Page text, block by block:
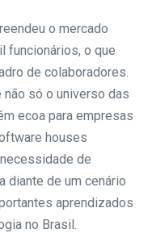
o mercado
funcionários, o que
de colaboradores.
só o universo das
ecoa para empresas
houses
de
diante de um cenário
aprendizados
no Brasil.